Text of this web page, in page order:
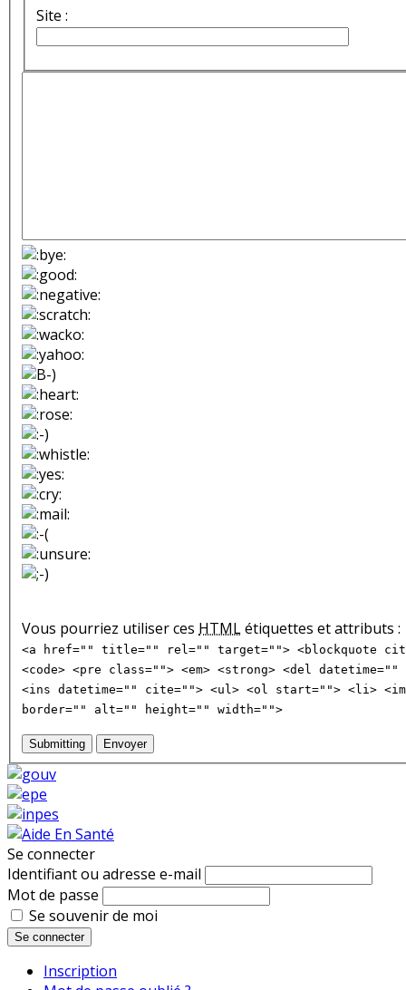
Site :
Vous pourriez utiliser ces HTMLétiquettes et attributs :
<a href="" title="" rel="" target=""> <blockquote
<code> <pre class=""> <em> <strong> <del
<ins datetime="" cite=""> <ul> <ol start=""> <li>
border="" alt="" height="" width="">
Submitting Envoyer
Se connecter
Identifiant ou adresse e-mail
Mot de passe
Se souvenir de moi
Se connecter
Inscription